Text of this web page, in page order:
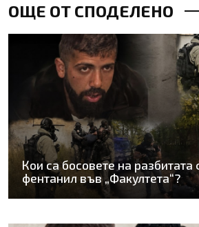
ОЩЕ ОТ СПОДЕЛЕНО
Кои са босовете на разбитата
фентанил във „Факултета“?